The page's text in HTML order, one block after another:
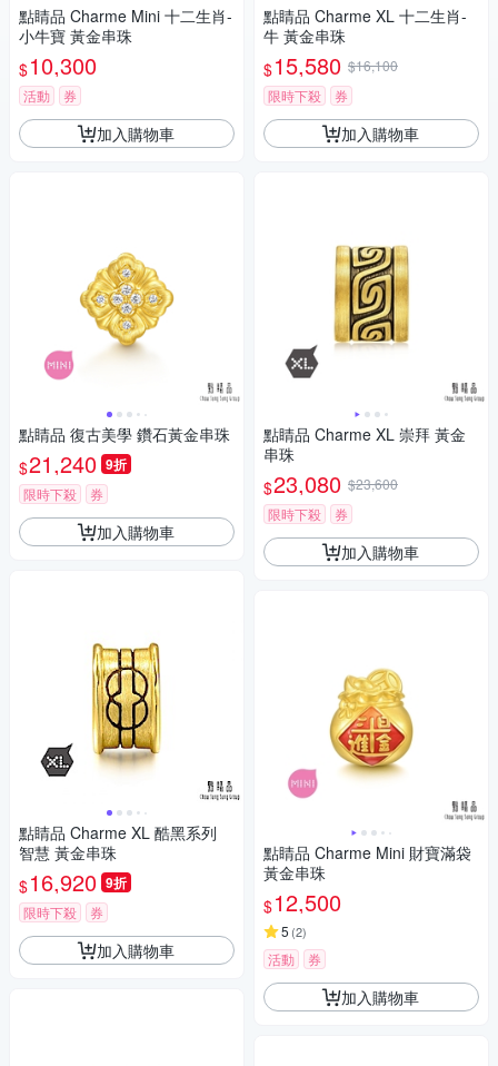
點睛品 Charme Mini 十二生肖-
小牛寶 黃金串珠
$10,300
活動 券
加入購物車
點睛品 復古美學 鑽石黃金串珠
$21,240 9折
限時下殺 券
加入購物車
點睛品 Charme XL 酷黑系列
智慧 黃金串珠
$16,920 9折
限時下殺 券
加入購物車
點睛品 Charme XL 十二生肖-
牛 黃金串珠
$15,580 $16,100
限時下殺
券
加入購物車
點睛品 Charme XL 崇拜 黃金
串珠
$23,080 $23,600
限時下殺
券
加入購物車
點睛品 Charme Mini 財寶滿袋
黃金串珠
$12,500
5 (2)
活動 券
加入購物車